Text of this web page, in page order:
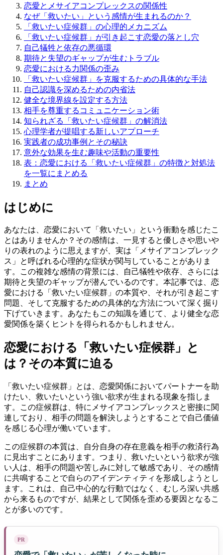
恋愛とメサイアコンプレックスの関係性
なぜ「救いたい」という感情が生まれるのか？
「救いたい症候群」の心理的メカニズム
「救いたい症候群」が引き起こす恋愛の落とし穴
自己犠牲と依存の悪循環
期待と失望のギャップが生むトラブル
恋愛における力関係の歪み
「救いたい症候群」を克服するための具体的な手法
自己認識を深めるための内省法
健全な境界線を設定する方法
相手を尊重するコミュニケーション術
知られざる「救いたい症候群」の解消法
心理学者が提唱する新しいアプローチ
実践者の成功事例とその秘訣
意外な効果を生む趣味や活動の重要性
表：恋愛における「救いたい症候群」の特徴と対処法
を一覧にまとめる
まとめ
はじめに
あなたは、恋愛において「救いたい」という衝動を感じたこ
とはありませんか？その感情は、一見すると優しさや思いや
りの表れのように思えますが、実は「メサイアコンプレック
ス」と呼ばれる心理的な症状が関与していることがありま
す。この複雑な感情の背景には、自己犠牲や依存、さらには
期待と失望のギャップが潜んでいるのです。本記事では、恋
愛における「救いたい症候群」の本質や、それが引き起こす
問題、そして克服するための具体的な方法について深く掘り
下げていきます。あなたもこの知識を通じて、より健全な恋
愛関係を築くヒントを得られるかもしれません。
恋愛における「救いたい症候群」と
は？その本質に迫る
「救いたい症候群」とは、恋愛関係においてパートナーを助
けたい、救いたいという強い欲求が生まれる現象を指しま
す。この症候群は、特にメサイアコンプレックスと密接に関
連しており、相手の問題を解決しようとすることで自己価値
を感じる心理が働いています。
この症候群の本質は、自分自身の存在意義を相手の救済行為
に見出すことにあります。つまり、救いたいという欲求が強
い人は、相手の問題や苦しみに対して敏感であり、その感情
に共鳴することで自らのアイデンティティを形成しようとし
ます。これは、自己中心的な行動ではなく、むしろ深い共感
から来るものですが、結果として関係を歪める要因となるこ
とが多いのです。
PR